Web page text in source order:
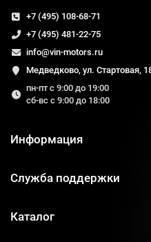
+7 (495) 108-68-71
+7 (495) 481-22-75
info@vin-motors.ru
Медведково, ул. Стартовая,
пн-пт с 9:00 до 19:00
сб-вс с 9:00 до 18:00
Информация
Служба поддержки
Каталог